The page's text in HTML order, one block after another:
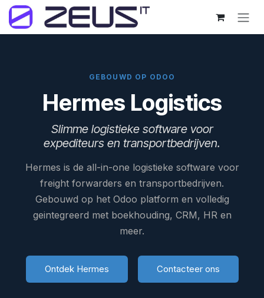
Overslaan naar inhoud
GEBOUWD OP ODOO
Hermes Logistics
Slimme logistieke software voor
expediteurs en transportbedrijven.
Hermes is de all-in-one logistieke software voor
freight forwarders en transportbedrijven.
Gebouwd op het Odoo platform en volledig
geintegreerd met boekhouding, CRM, HR en
meer.
Ontdek Hermes Contacteer ons